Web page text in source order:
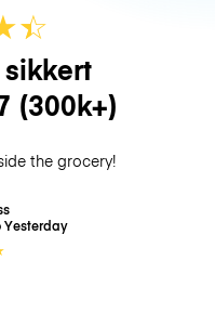
☆
★
(300k+)
the grocery!
Yesterday